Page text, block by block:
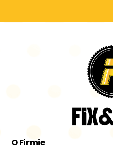
O Firmie